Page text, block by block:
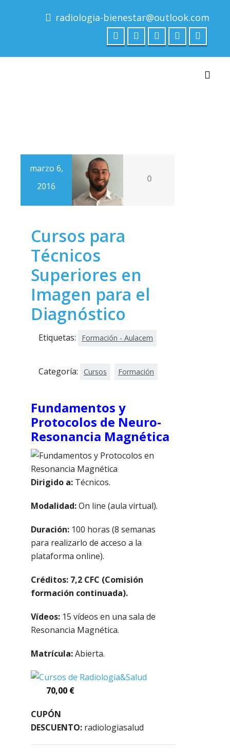
radiologia-bienestar@outlook.com
marzo 6,
2016
0
Cursos para
Técnicos
Superiores en
Imagen para el
Diagnóstico
Etiquetas: Formación - Aulacem
Categoría: Cursos Formación
Fundamentos y
Protocolos de Neuro-
Resonancia Magnética
Dirigido a: Técnicos.
Modalidad:On line (aula virtual).
Duración: 100 horas (8 semanas
para realizarlo de acceso a la
plataforma online).
Créditos: 7,2 CFC (Comisión
formación continuada).
Vídeos: 15 vídeos en una sala de
Resonancia Magnética.
Matrícula:Abierta.
70,00 €
CUPÓN
DESCUENTO: radiologiasalud